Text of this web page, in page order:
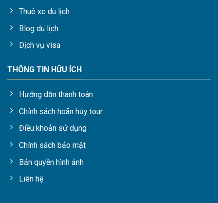
Thuê xe du lịch
Blog du lịch
Dịch vụ visa
THÔNG TIN HỮU ÍCH
Hướng dẫn thanh toán
Chính sách hoãn hủy tour
Điều khoản sử dụng
Chính sách bảo mật
Bản quyền hình ảnh
Liên hệ